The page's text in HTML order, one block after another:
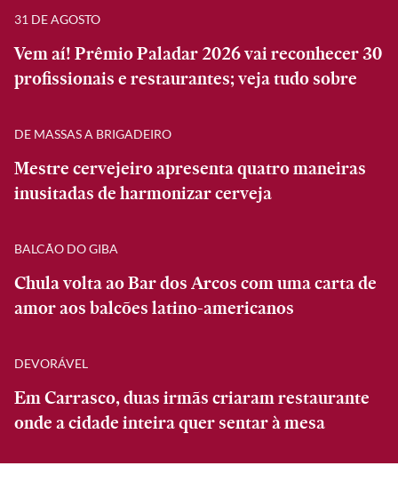
31 DE AGOSTO
Vem aí! Prêmio Paladar 2026 vai reconhecer 30
profissionais e restaurantes; veja tudo sobre
DE MASSAS A BRIGADEIRO
Mestre cervejeiro apresenta quatro maneiras
inusitadas de harmonizar cerveja
BALCÃO DO GIBA
Chula volta ao Bar dos Arcos com uma carta de
amor aos balcões latino-americanos
DEVORÁVEL
Em Carrasco, duas irmãs criaram restaurante
onde a cidade inteira quer sentar à mesa